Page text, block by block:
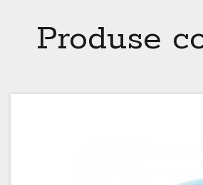
Produse